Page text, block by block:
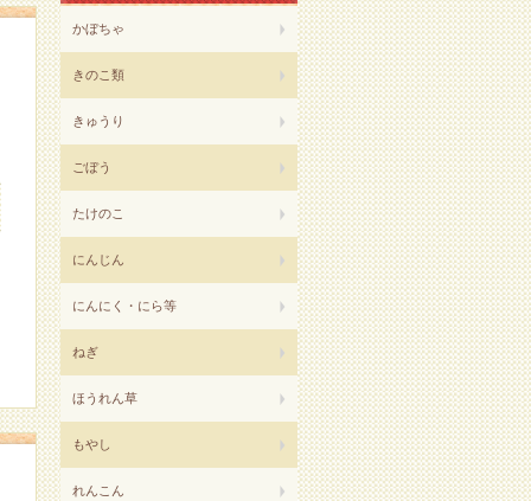
かぼちゃ
きのこ類
きゅうり
ごぼう
たけのこ
にんじん
にんにく・にら等
ねぎ
ほうれん草
もやし
れんこん